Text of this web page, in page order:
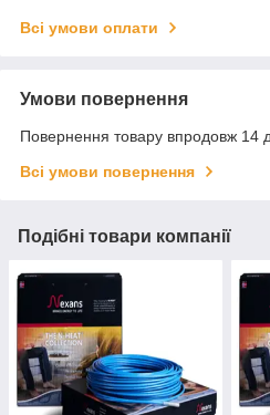
Всі умови оплати
Умови повернення
Повернення товару впродовж 14
Всі умови повернення
Подібні товари компанії